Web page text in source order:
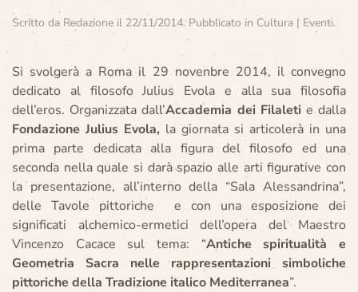
Scritto da Redazione il 22/11/2014. Pubblicato in Cultura | Eventi.
Si svolgerà a Roma il 29 novenbre 2014, il convegno
dedicato al filosofo Julius Evola e alla sua filosofia
dell’eros. Organizzata dall’Accademia dei Filaletie dalla
Fondazione Julius Evola, la giornata si articolerà in una
prima parte dedicata alla figura del filosofo ed una
seconda nella quale si darà spazio alle arti figurative con
la presentazione, all’interno della “Sala Alessandrina”,
delle Tavole pittoriche e con una esposizione dei
significati alchemico-ermetici dell’opera del Maestro
Vincenzo Cacace sul tema: “Antiche spiritualità e
Geometria Sacra nelle rappresentazioni simboliche
pittoriche della Tradizione italico Mediterranea”.